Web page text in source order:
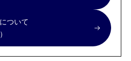
ついて